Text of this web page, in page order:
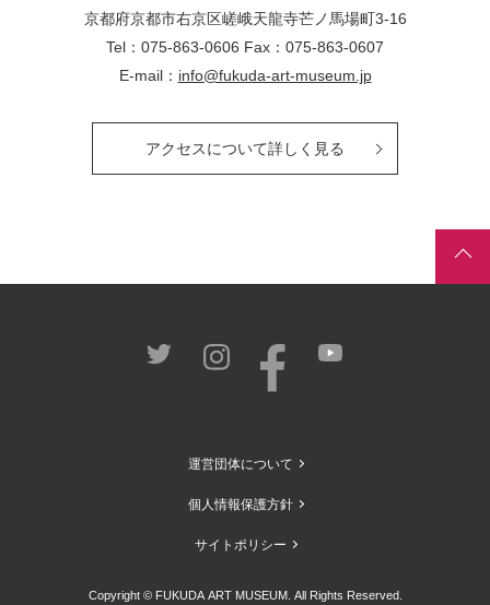
京都府京都市右京区嵯峨天龍寺芒ノ馬場町3-16
Tel：075-863-0606 Fax：075-863-0607
E-mail： info@fukuda-art-museum.jp
アクセスについて詳しく見る
運営団体について
個人情報保護方針
サイトポリシー
Copyright © FUKUDA ART MUSEUM. All Rights Reserved.